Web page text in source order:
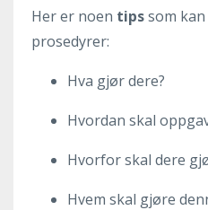
Her er noen tipssom
prosedyrer:
Hva gjør dere?
Hvordan skal
Hvorfor skal dere
Hvem skal gjøre